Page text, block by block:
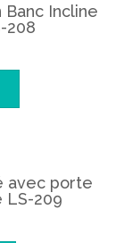
Incline
208
avec porte
209